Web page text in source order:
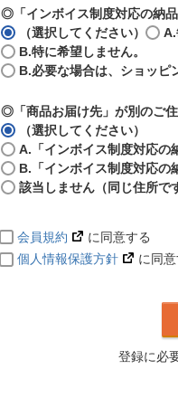
)
◎「インボイス制度対応の納
（選択してください）
A.
B.特に希望しません。
B.必要な場合は、ショッピ
◎「商品お届け先」が別のご
（選択してください）
A.「インボイス制度対応の
B.「インボイス制度対応の
該当しません（同じ住所で
会員規約
に同意する
個人情報保護方針
に同
登録に必